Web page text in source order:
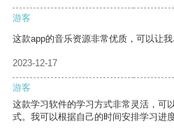
游客
这款app的音乐资源非常优质，可以让我
2023-12-17
游客
这款学习软件的学习方式非常灵活，可
式。我可以根据自己的时间安排学习进度